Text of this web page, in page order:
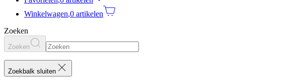
Winkelwagen,0 artikelen
Zoeken
Zoeken
Zoekbalk sluiten